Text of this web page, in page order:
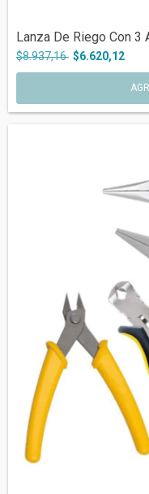
Lanza De Riego Con 3
$8.937,16 $6.620,12